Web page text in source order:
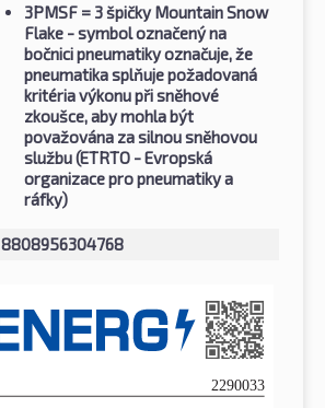
3PMSF = 3 špičky Mountain Snow
Flake - symbol označený na
bočnici pneumatiky označuje, že
pneumatika splňuje požadovaná
kritéria výkonu při sněhové
zkoušce, aby mohla být
považována za silnou sněhovou
službu (ETRTO - Evropská
organizace pro pneumatiky a
ráfky)
8808956304768